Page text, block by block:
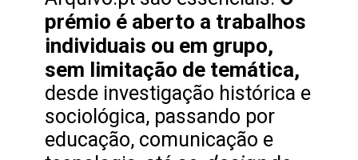
prémio é aberto a trabalhos
individuais ou em grupo,
sem limitação de temática,
desde investigação histórica e
sociológica, passando por
educação, comunicação e